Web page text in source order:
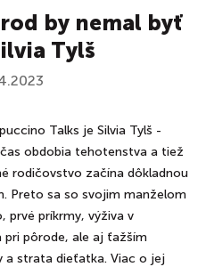
by nemal byť
Tylš
Talks je Silvia Tylš -
obdobia tehotenstva a tiež
rodičovstvo začína dôkladnou
Preto sa so svojim manželom
prvé príkrmy, výživa v
pôrode, ale aj ťažším
a strata dieťatka. Viac o jej